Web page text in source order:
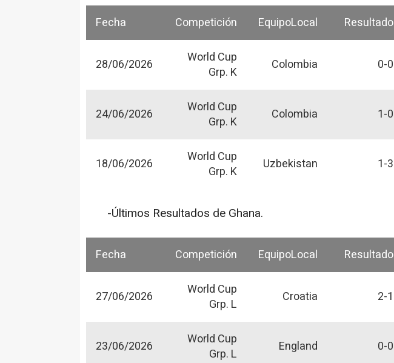
Fecha Competición EquipoLocal Resultado
28/06/2026
World Cup
Grp. K
Colombia 0-0
24/06/2026
World Cup
Grp. K
Colombia 1-0
18/06/2026
World Cup
Grp. K
Uzbekistan 1-3
-Últimos Resultados de Ghana.
Fecha Competición EquipoLocal Resultado
27/06/2026
World Cup
Grp. L
Croatia 2-1
23/06/2026
World Cup
Grp. L
England 0-0